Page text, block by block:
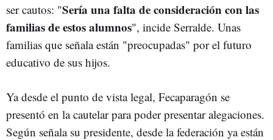
ser cautos: "Sería una falta de consideración con las
familias de estos alumnos", incide Serralde. Unas
familias que señala están "preocupadas" por el futuro
educativo de sus hijos.
Ya desde el punto de vista legal, Fecaparagón se
presentó en la cautelar para poder presentar alegaciones.
Según señala su presidente, desde la federación ya están